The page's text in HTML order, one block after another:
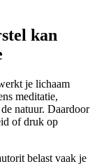
kan
je lichaam
meditatie,
natuur. Daardoor
of druk op
belast vaak je